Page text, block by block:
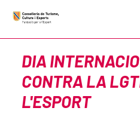
DIA
CONTRA LA
L'ESPORT